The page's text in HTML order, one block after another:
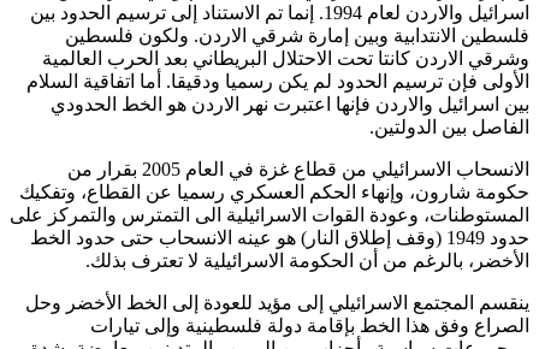
اسرائيل والاردن لعام 1994. إنما تم الاستناد إلى ترسيم الحدود بين
فلسطين الانتدابية وبين إمارة شرقي الاردن. ولكون فلسطين
وشرقي الاردن كانتا تحت الاحتلال البريطاني بعد الحرب العالمية
الأولى فإن ترسيم الحدود لم يكن رسميا ودقيقا. أما اتفاقية السلام
بين اسرائيل والاردن فإنها اعتبرت نهر الاردن هو الخط الحدودي
الفاصل بين الدولتين.
الانسحاب الاسرائيلي من قطاع غزة في العام 2005 بقرار من
حكومة شارون، وإنهاء الحكم العسكري رسميا عن القطاع، وتفكيك
المستوطنات، وعودة القوات الاسرائيلية الى التمترس والتمركز على
حدود 1949 (وقف إطلاق النار) هو عينه الانسحاب حتى حدود الخط
الأخضر، بالرغم من أن الحكومة الاسرائيلية لا تعترف بذلك.
ينقسم المجتمع الاسرائيلي إلى مؤيد للعودة إلى الخط الأخضر وحل
الصراع وفق هذا الخط بإقامة دولة فلسطينية وإلى تيارات